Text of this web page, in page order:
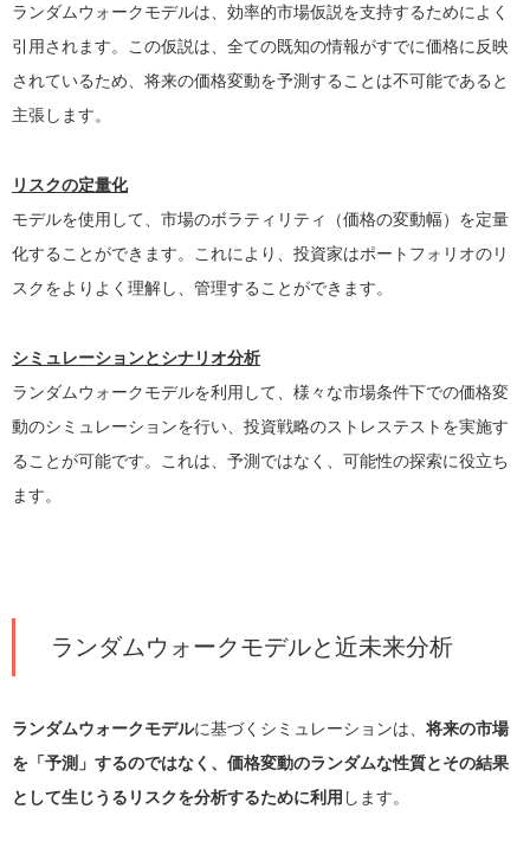
ランダムウォークモデルは、効率的市場仮説を支持するためによく
引用されます。この仮説は、全ての既知の情報がすでに価格に反映
されているため、将来の価格変動を予測することは不可能であると
主張します。
リスクの定量化
モデルを使用して、市場のボラティリティ（価格の変動幅）を定量
化することができます。これにより、投資家はポートフォリオのリ
スクをよりよく理解し、管理することができます。
シミュレーションとシナリオ分析
ランダムウォークモデルを利用して、様々な市場条件下での価格変
動のシミュレーションを行い、投資戦略のストレステストを実施す
ることが可能です。これは、予測ではなく、可能性の探索に役立ち
ます。
ランダムウォークモデルと近未来分析
ランダムウォークモデルに基づくシミュレーションは、 将来の市場
を「予測」するのではなく、価格変動のランダムな性質とその結果
として生じうるリスクを分析するために利用 します。